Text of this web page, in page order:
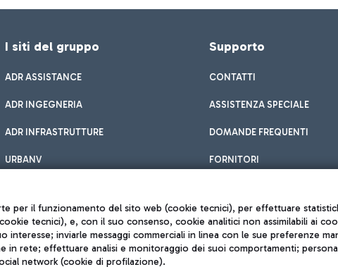
I siti del gruppo
ADR ASSISTANCE
ADR INGEGNERIA
ADR INFRASTRUTTURE
URBANV
Supporto
CONTATTI
ASSISTENZA SPECIALE
DOMANDE FREQUENTI
FORNITORI
per il funzionamento del sito web (cookie tecnici), per effettuare
tecnici), e, con il suo consenso, cookie analitici non assimilabili ai
interesse; inviarle messaggi commerciali in linea con le sue preferenze
in rete; effettuare analisi e monitoraggio dei suoi comportamenti;
network (cookie di profilazione).